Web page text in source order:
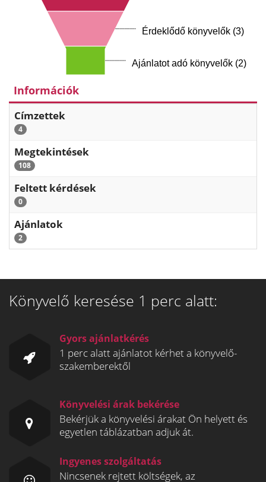
Érdeklődő könyvelők (3)
Ajánlatot adó könyvelők (2)
Információk
Címzettek
4
Megtekintések
108
Feltett kérdések
0
Ajánlatok
2
Könyvelő keresése 1 perc alatt:
Gyors ajánlatkérés
1 perc alatt ajánlatot kérhet a könyvelő-
szakemberektől
Könyvelési árak bekérése
Bekérjük a könyvelési árakat Ön helyett és
egyetlen táblázatban adjuk át.
Ingyenes szolgáltatás
Nincsenek rejtett költségek, az